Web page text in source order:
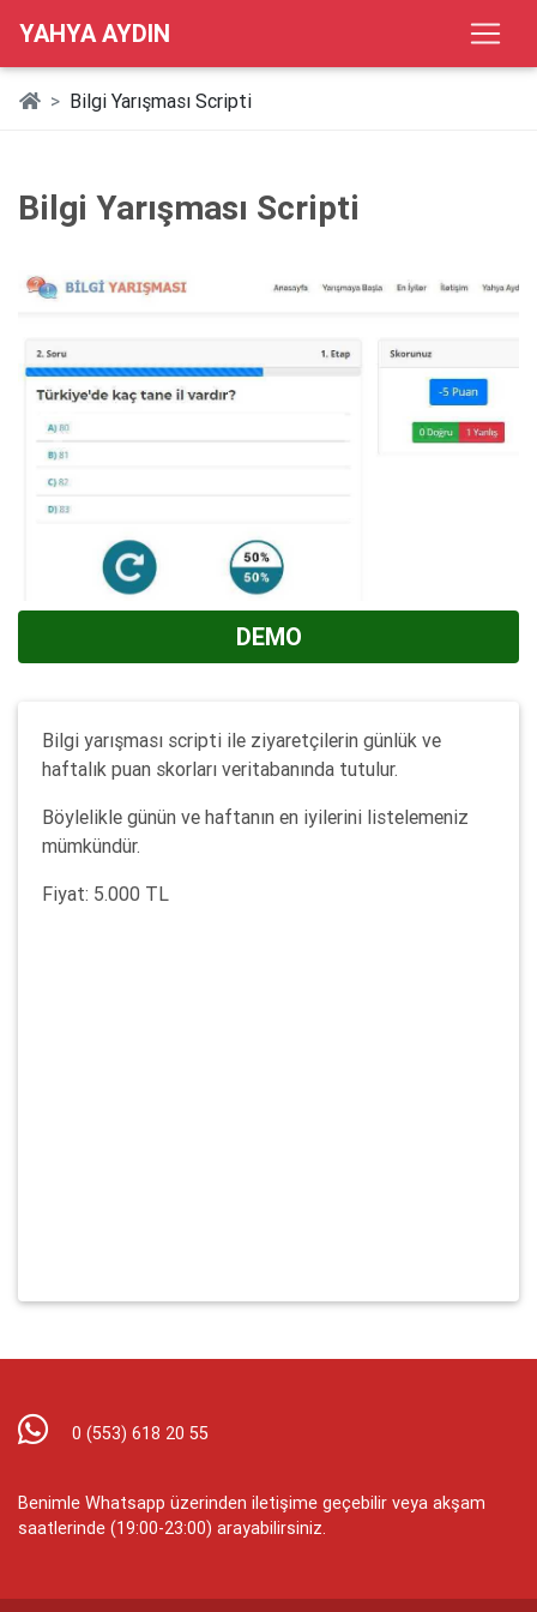
YAHYA AYDIN
Bilgi Yarışması Scripti
Bilgi Yarışması Scripti
DEMO
Bilgi yarışması scripti ile ziyaretçilerin günlük ve
haftalık puan skorları veritabanında tutulur.
Böylelikle günün ve haftanın en iyilerini listelemeniz
mümkündür.
Fiyat: 5.000 TL
0 (553) 618 20 55
Benimle Whatsapp üzerinden iletişime geçebilir veya akşam
saatlerinde (19:00-23:00) arayabilirsiniz.